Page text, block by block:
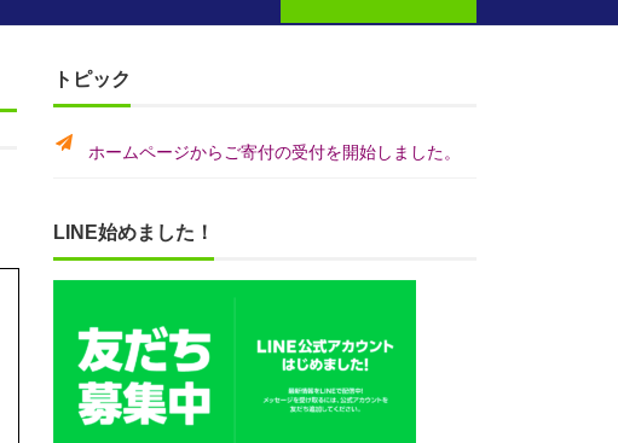
トピック
ホームページからご寄付の受付を開始しました。
LINE始めました！